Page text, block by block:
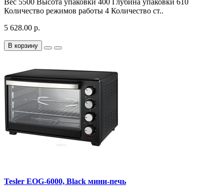
Количество режимов работы 4 Количество ст..
5 628.00 р.
В корзину
Tesler EOG-6000, Black мини-печь